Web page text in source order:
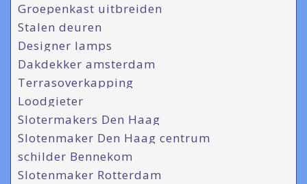
Groepenkast uitbreiden
Stalen deuren
Designer lamps
Dakdekker amsterdam
Terrasoverkapping
Loodgieter
Slotermakers Den Haag
Slotenmaker Den Haag centrum
schilder Bennekom
Slotenmaker Rotterdam